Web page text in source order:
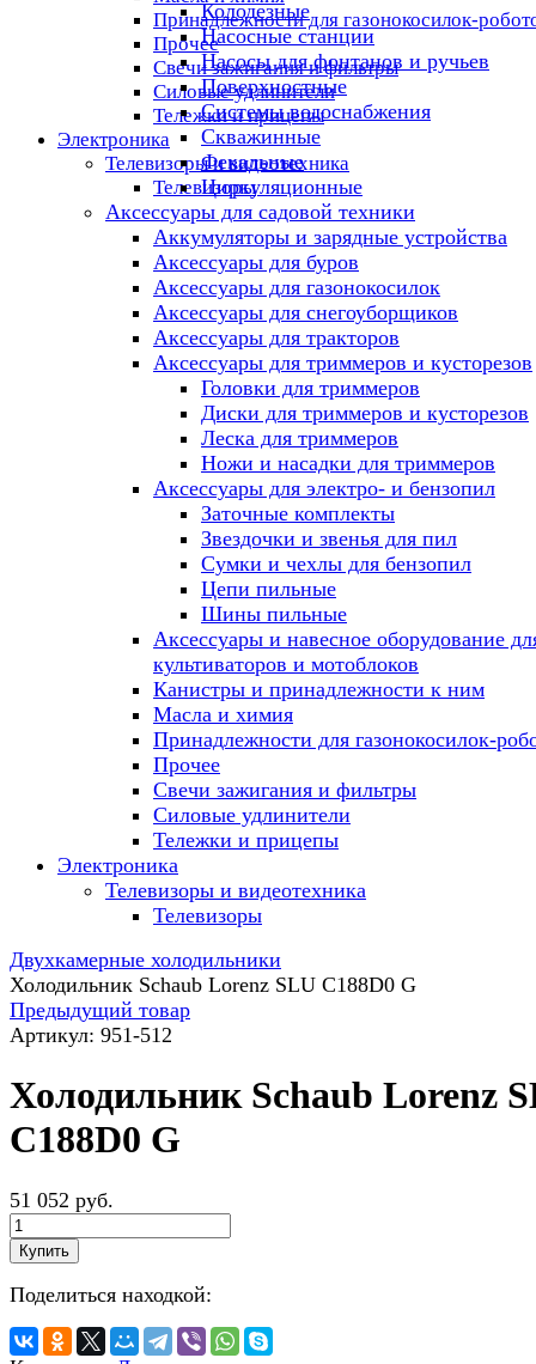
Принадлежности для газонокосилок-
Прочее
Свечи зажигания и фильтры
Силовые удлинители
Тележки и прицепы
Электроника
Телевизоры и видеотехника
Телевизоры
Колодезные
Насосные станции
Насосы для фонтанов и ручьев
Поверхностные
Системы водоснабжения
Скважинные
Фекальные
Циркуляционные
Аксессуары для садовой техники
Аккумуляторы и зарядные устройства
Аксессуары для буров
Аксессуары для газонокосилок
Аксессуары для снегоуборщиков
Аксессуары для тракторов
Аксессуары для триммеров и кусторезов
Головки для триммеров
Диски для триммеров и кусторезов
Леска для триммеров
Ножи и насадки для триммеров
Аксессуары для электро- и бензопил
Заточные комплекты
Звездочки и звенья для пил
Сумки и чехлы для бензопил
Цепи пильные
Шины пильные
Аксессуары и навесное оборудование
культиваторов и мотоблоков
Канистры и принадлежности к ним
Масла и химия
Принадлежности для газонокосилок-
Прочее
Свечи зажигания и фильтры
Силовые удлинители
Тележки и прицепы
Электроника
Телевизоры и видеотехника
Телевизоры
Двухкамерные холодильники
Холодильник Schaub Lorenz SLU C188D0 G
Предыдущий товар
Артикул: 951-512
Холодильник Schaub Lorenz
C188D0 G
51 052 руб.
Купить
Поделиться находкой: